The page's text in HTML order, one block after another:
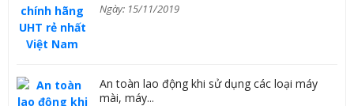
Ngày: 15/11/2019
An toàn lao động khi sử dụng các loại máy
mài, máy...